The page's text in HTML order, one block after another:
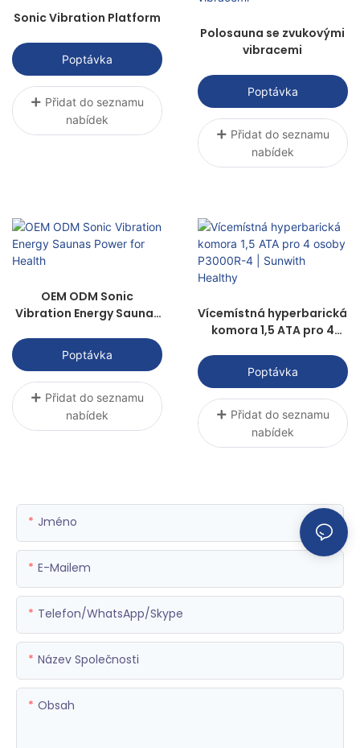
Sonic Vibration Platform
Poptávka
Přidat do seznamu
nabídek
Polosauna se zvukovými
vibracemi
Poptávka
Přidat do seznamu
nabídek
OEM ODM Sonic
Vibration Energy Saunas
Poptávka
Přidat do seznamu
nabídek
Vícemístná hyperbarická
komora 1,5 ATA pro 4
Sunwith Healthy
Poptávka
Přidat do seznamu
nabídek
Jméno
E-Mailem
Telefon/WhatsApp/Skype
Název Společnosti
Obsah